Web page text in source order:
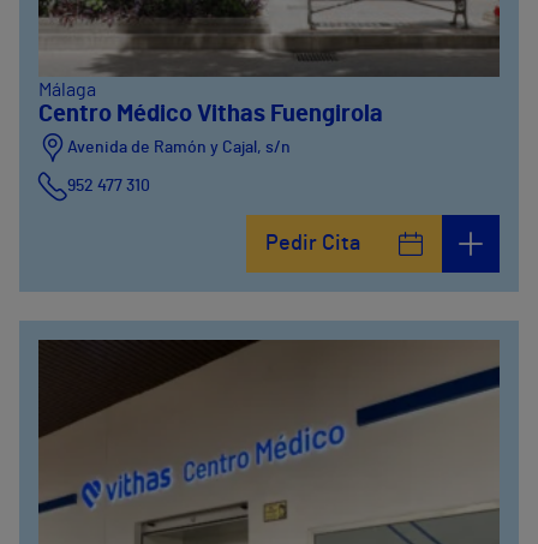
Málaga
Centro Médico Vithas Fuengirola
Avenida de Ramón y Cajal, s/n
952 477 310
Pedir Cita